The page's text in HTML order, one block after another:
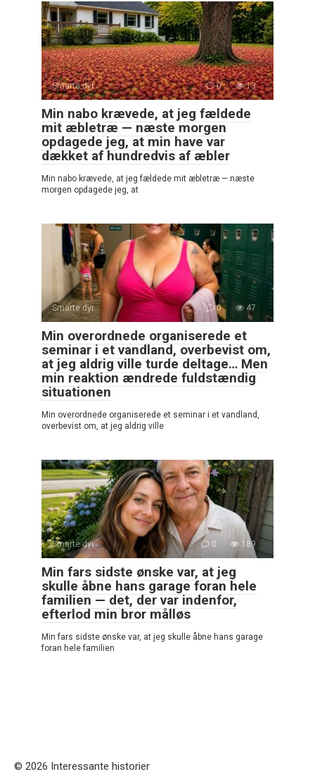
Smarte dyr 0 13
Min nabo krævede, at jeg fældede
mit æbletræ — næste morgen
opdagede jeg, at min have var
dækket af hundredvis af æbler
Min nabo krævede, at jeg fældede mit æbletræ — næste
morgen opdagede jeg, at
Smarte dyr 0 47
Min overordnede organiserede et
seminar i et vandland, overbevist om,
at jeg aldrig ville turde deltage… Men
min reaktion ændrede fuldstændig
situationen
Min overordnede organiserede et seminar i et vandland,
overbevist om, at jeg aldrig ville
Smarte dyr 0 189
Min fars sidste ønske var, at jeg
skulle åbne hans garage foran hele
familien — det, der var indenfor,
efterlod min bror målløs
Min fars sidste ønske var, at jeg skulle åbne hans garage
foran hele familien
© 2026 Interessante historier